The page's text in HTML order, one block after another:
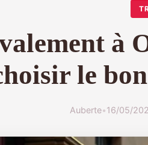
à
le
Auberte•16/05/